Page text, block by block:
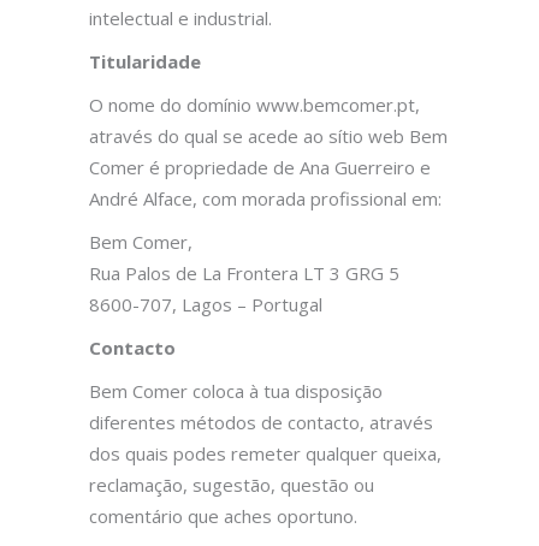
intelectual e industrial.
Titularidade
O nome do domínio www.bemcomer.pt,
através do qual se acede ao sítio web Bem
Comer é propriedade de Ana Guerreiro e
André Alface, com morada profissional em:
Bem Comer,
Rua Palos de La Frontera LT 3 GRG 5
8600-707, Lagos – Portugal
Contacto
Bem Comer coloca à tua disposição
diferentes métodos de contacto, através
dos quais podes remeter qualquer queixa,
reclamação, sugestão, questão ou
comentário que aches oportuno.